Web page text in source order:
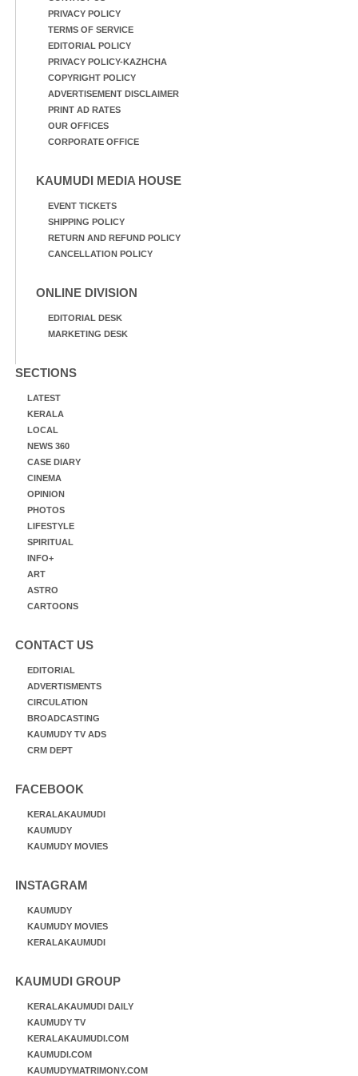
PRIVACY POLICY
TERMS OF SERVICE
EDITORIAL POLICY
PRIVACY POLICY-KAZHCHA
COPYRIGHT POLICY
ADVERTISEMENT DISCLAIMER
PRINT AD RATES
OUR OFFICES
CORPORATE OFFICE
KAUMUDI MEDIA HOUSE
EVENT TICKETS
SHIPPING POLICY
RETURN AND REFUND POLICY
CANCELLATION POLICY
ONLINE DIVISION
EDITORIAL DESK
MARKETING DESK
SECTIONS
LATEST
KERALA
LOCAL
NEWS 360
CASE DIARY
CINEMA
OPINION
PHOTOS
LIFESTYLE
SPIRITUAL
INFO+
ART
ASTRO
CARTOONS
CONTACT US
EDITORIAL
ADVERTISMENTS
CIRCULATION
BROADCASTING
KAUMUDY TV ADS
CRM DEPT
FACEBOOK
KERALAKAUMUDI
KAUMUDY
KAUMUDY MOVIES
INSTAGRAM
KAUMUDY
KAUMUDY MOVIES
KERALAKAUMUDI
KAUMUDI GROUP
KERALAKAUMUDI DAILY
KAUMUDY TV
KERALAKAUMUDI.COM
KAUMUDI.COM
KAUMUDYMATRIMONY.COM